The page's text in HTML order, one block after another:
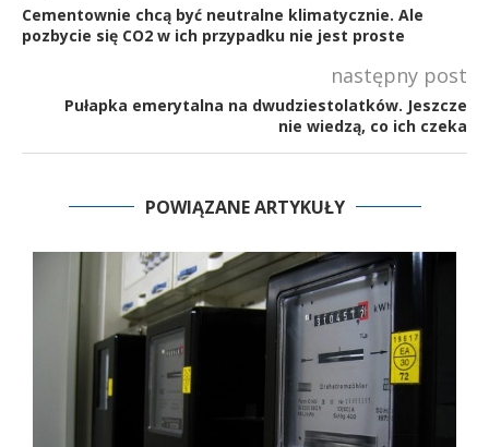
Cementownie chcą być neutralne klimatycznie. Ale
pozbycie się CO2 w ich przypadku nie jest proste
następny post
Pułapka emerytalna na dwudziestolatków. Jeszcze
nie wiedzą, co ich czeka
POWIĄZANE ARTYKUŁY